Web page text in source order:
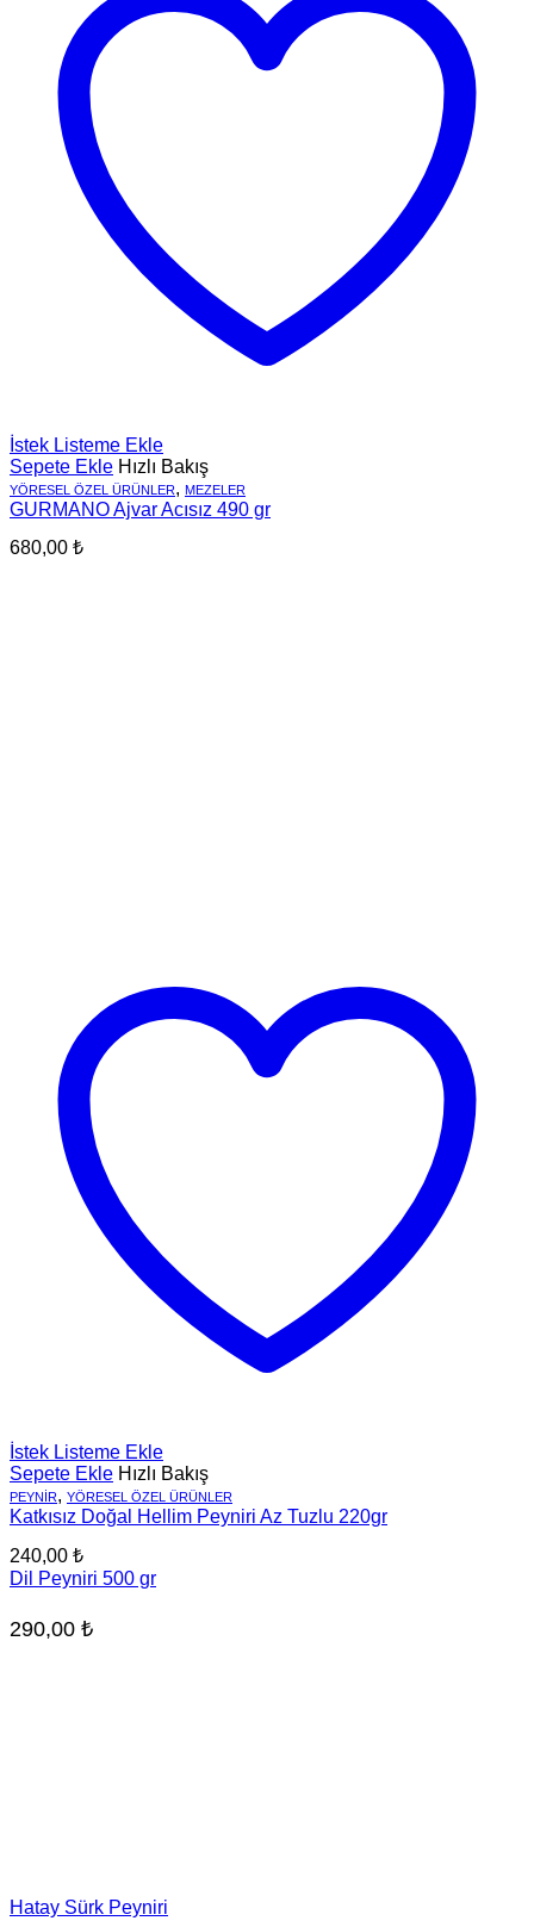
İstek Listeme Ekle
Sepete Ekle Hızlı Bakış
YÖRESEL ÖZEL ÜRÜNLER, MEZELER
GURMANO Ajvar Acısız 490 gr
680,00 ₺
İstek Listeme Ekle
Sepete Ekle Hızlı Bakış
PEYNIR, YÖRESEL ÖZEL ÜRÜNLER
Katkısız Doğal Hellim Peyniri Az Tuzlu 220gr
240,00 ₺
Dil Peyniri 500 gr
290,00 ₺
Hatay Sürk Peyniri